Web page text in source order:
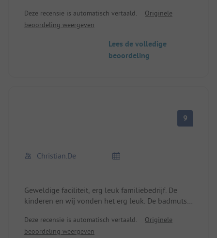
Deze recensie is automatisch vertaald.
Originele
beoordeling weergeven
Lees de volledige
beoordeling
9
Christian.de
Geweldige faciliteit, erg leuk familiebedrijf. De
kinderen en wij vonden het erg leuk. De badmuts
glijbaan vinden wij ook niet van deze tijd, maar
dat zijn de regels.
Deze recensie is automatisch vertaald.
Originele
beoordeling weergeven